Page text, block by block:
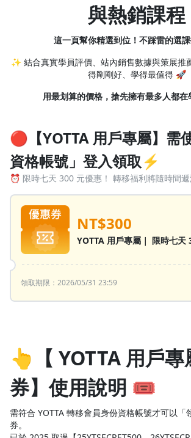
與熱銷課程
這一頁幫你精選到位！不踩雷的選
✨ 結合真實學員評價、站內銷售數據與策展推
得剛剛好、學得最值得 🚀
用最划算的價格，搶先擁有最多人都在
🔴【YOTTA 用戶專屬】需
資格帳號」登入領取⚡
⏰ 限時七天 300 元優惠！ 轉移福利將隨時間
NT$300
YOTTA 用戶專屬｜ 限時七天
領取期限：2026/05/31 23:59
👆【 YOTTA 用戶專
券】使用說明 🎟️
需符合 YOTTA 轉移會員身份資格帳號才可以「
券。